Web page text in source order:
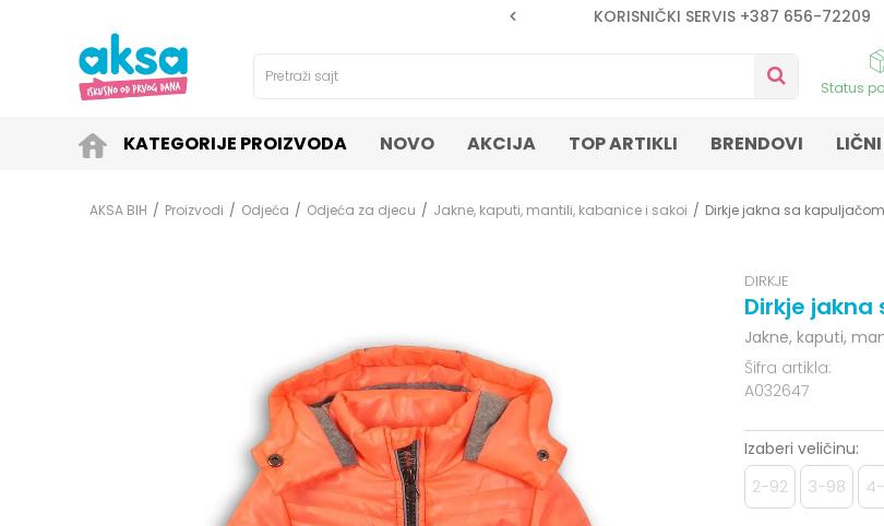
KORISNIČKI SERVIS +387 656-72209
Pretraži sajt
Status
KATEGORIJE PROIZVODA NOVO AKCIJA TOP ARTIKLI BRENDOVI
AKSA BIH Proizvodi Odjeća Odjeća za djecu Jakne, kaputi, mantili, kabanice i sakoi Dirkje jakna sa
DIRKJE
Dirkje
Jakne, kaputi,
Šifra artikla:
A032647
Izaberi veličinu:
2-92 3-98